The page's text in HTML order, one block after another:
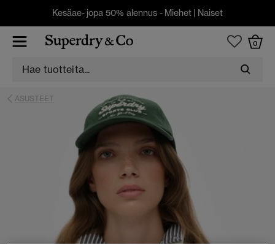
Kesäae- jopa 50% alennus - Miehet | Naiset
0
ASUSTEET